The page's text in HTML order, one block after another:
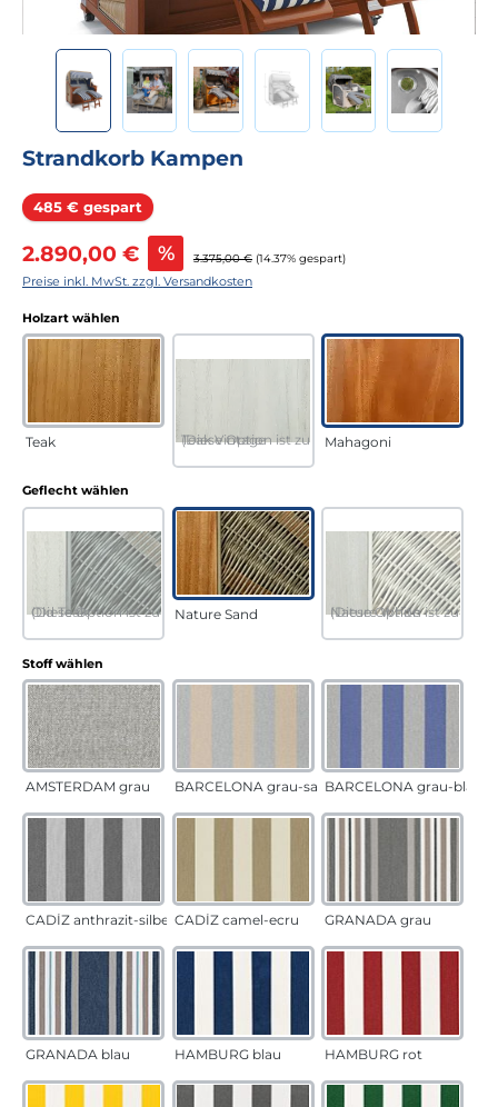
Strandkorb Kampen
485 € gespart Rabatt
Verkaufspreis:
2.890,00 € % Regulärer Preis:
3.375,00 € (14.37% gespart)
Preise inkl. MwSt. zzgl. Versandkosten
Holzart wählen
Teak Teak Vintage
(Diese Option ist zurzeit nicht verfügbar.)
Mahagoni
Geflecht wählen
Old Teak
(Diese Option ist zurzeit nicht verfügbar.)
Nature Sand Nature White
(Diese Option ist zurzeit
Stoff wählen
AMSTERDAM grau BARCELONA grau-sandBARCELONA grau-blau
CADÍZ anthrazit-silber CADÍZ camel-ecru GRANADA grau
GRANADA blau HAMBURG blau HAMBURG rot